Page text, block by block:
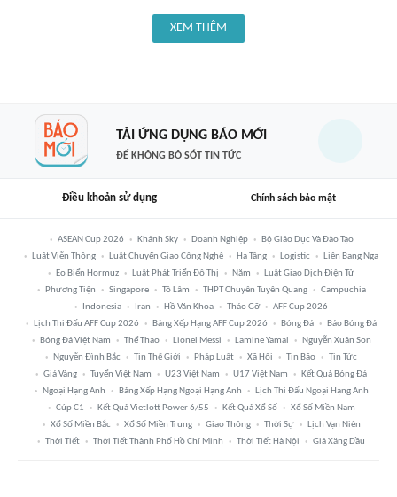
XEM THÊM
TẢI ỨNG DỤNG BÁO MỚI
ĐỂ KHÔNG BỎ SÓT TIN TỨC
Điều khoản sử dụng Chính sách bảo mật
ASEAN Cup 2026 Khánh Sky Doanh Nghiệp
Bộ Giáo Dục Và Đào Tạo
Luật Viễn Thông
Luật Chuyển Giao Công Nghệ Hạ Tầng Logistic
Liên Bang Nga
Eo Biển Hormuz
Luật Phát Triển Đô Thị Năm
Luật Giao Dịch Điện Tử
Phương Tiện
Singapore Tô Lâm THPT Chuyên Tuyên Quang
Campuchia
Indonesia
Iran Hồ Văn Khoa Tháo Gỡ
AFF Cup 2026
Lịch Thi Đấu AFF Cup 2026
Bảng Xếp Hạng AFF Cup 2026 Bóng Đá
Báo Bóng Đá
Bóng Đá Việt Nam
Thể Thao Lionel Messi Lamine Yamal
Nguyễn Xuân Son
Nguyễn Đình Bắc
Tin Thế Giới Pháp Luật Xã Hội Tin Bão
Tin Tức
Giá Vàng
Tuyển Việt Nam U23 Việt Nam U17 Việt Nam
Kết Quả Bóng Đá
Ngoại Hạng Anh
Bảng Xếp Hạng Ngoại Hạng Anh
Lịch Thi Đấu Ngoại Hạng Anh
Cúp C1
Kết Quả Vietlott Power 6/55 Kết Quả Xổ Số
Xổ Số Miền Nam
Xổ Số Miền Bắc
Xổ Số Miền Trung Giao Thông Thời Sự
Lịch Vạn Niên
Thời Tiết
Thời Tiết Thành Phố Hồ Chí Minh Thời Tiết Hà Nội Giá Xăng Dầu